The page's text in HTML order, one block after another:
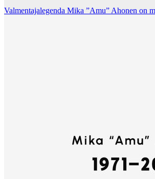
Valmentajalegenda Mika ”Amu” Ahonen on